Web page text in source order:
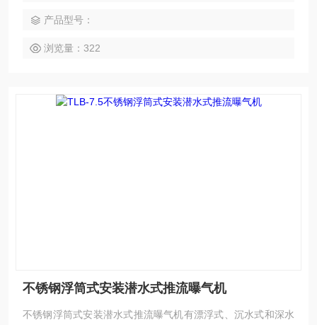
产品型号：
浏览量：322
不锈钢浮筒式安装潜水式推流曝气机
不锈钢浮筒式安装潜水式推流曝气机有漂浮式、沉水式和深水